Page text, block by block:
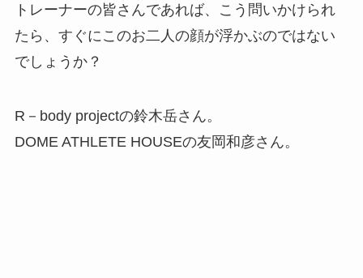
トレーナーの皆さんであれば、こう問いかけられ
たら、すぐにこのお二人の顔が浮かぶのではない
でしょうか？
R－body projectの鈴木岳さん。
DOME ATHLETE HOUSEの友岡和彦さん。